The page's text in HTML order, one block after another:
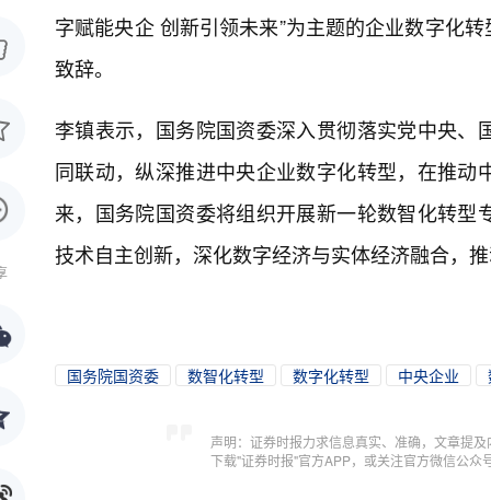
字赋能央企 创新引领未来”为主题的企业数字化
致辞。
李镇表示，国务院国资委深入贯彻落实党中央
同联动，纵深推进中央企业数字化转型，在推
来，国务院国资委将组织开展新一轮数智化转
技术自主创新，深化数字经济与实体经济融合，
国务院国资委 数智化转型 数字化转型 中央企业
声明：证券时报力求信息真实、准确，文章提
下载"证券时报"官方APP，或关注官方微信公